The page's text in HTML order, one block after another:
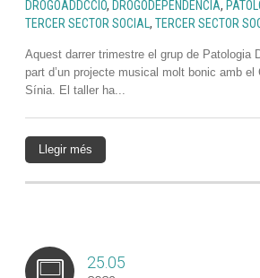
DROGOADDCCIÓ, DROGODEPENDÈNCIA,
TERCER SECTOR SOCIAL , TERCER SECTOR
Aquest darrer trimestre el grup de Patologia
part d’un projecte musical molt bonic amb el
Sínia. El taller ha...
Llegir més
25.05